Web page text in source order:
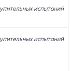
испытаний
испытаний